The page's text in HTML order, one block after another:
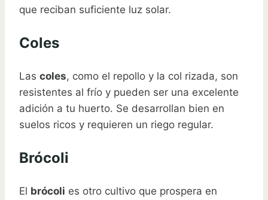
que reciban suficiente luz solar.
Coles
Las coles, como el repollo y la col rizada, son
resistentes al frío y pueden ser una excelente
adición a tu huerto. Se desarrollan bien en
suelos ricos y requieren un riego regular.
Brócoli
El brócoli es otro cultivo que prospera en